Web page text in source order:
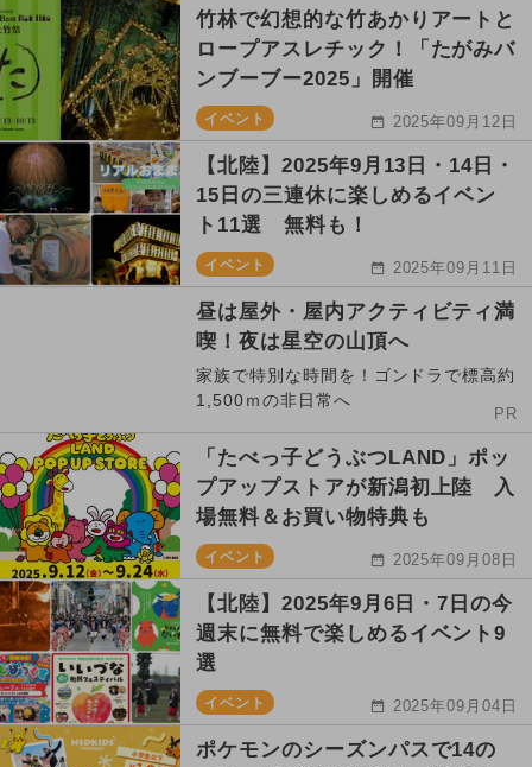
竹林で幻想的な竹あかりアートと
ロープアスレチック！「たがみバ
ンブーブー2025」開催
イベント 2025年09月12日
【北陸】2025年9月13日・14日・
15日の三連休に楽しめるイベン
ト11選 無料も！
イベント 2025年09月11日
昼は屋外・屋内アクティビティ満
喫！夜は星空の山頂へ
家族で特別な時間を！ゴンドラで標高約
1,500ｍの非日常へ
PR
「たべっ子どうぶつLAND」ポッ
プアップストアが新潟初上陸 入
場無料＆お買い物特典も
イベント 2025年09月08日
【北陸】2025年9月6日・7日の今
週末に無料で楽しめるイベント9
選
イベント 2025年09月04日
ポケモンのシーズンパスで14の